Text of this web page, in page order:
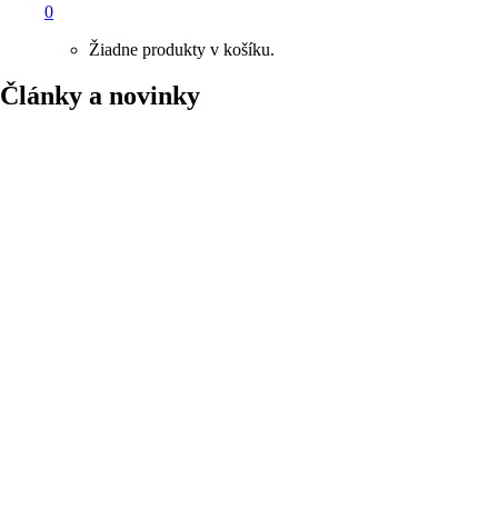
0
Žiadne produkty v košíku.
Články a novinky